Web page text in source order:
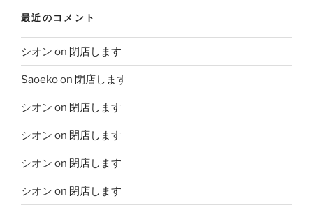
最近のコメント
シオン on 閉店します
Saoekoon 閉店します
シオン on 閉店します
シオン on 閉店します
シオン on 閉店します
シオン on 閉店します